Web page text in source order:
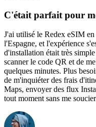
C'était parfait pour
J'ai utilisé le Redex eSIM
l'Espagne, et l'expérience
d'installation était très
scanner le code QR et de
quelques minutes. Plus
de m'inquiéter des frais
Maps, envoyer des flux
tout moment sans me